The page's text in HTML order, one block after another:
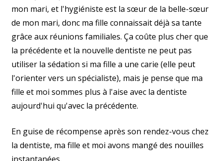
mon mari, et l'hygiéniste est la sœur de la belle-sœur
de mon mari, donc ma fille connaissait déjà sa tante
grâce aux réunions familiales. Ça coûte plus cher que
la précédente et la nouvelle dentiste ne peut pas
utiliser la sédation si ma fille a une carie (elle peut
l'orienter vers un spécialiste), mais je pense que ma
fille et moi sommes plus à l'aise avec la dentiste
aujourd'hui qu'avec la précédente.
En guise de récompense après son rendez-vous chez
la dentiste, ma fille et moi avons mangé des nouilles
instantanées.